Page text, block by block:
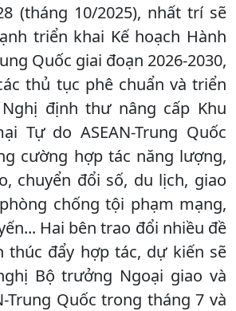
(tháng 10/2025), nhất trí sẽ
triển khai Kế hoạch Hành
Quốc giai đoạn 2026-2030,
thủ tục phê chuẩn và triển
định thư nâng cấp Khu
Tự do ASEAN-Trung Quốc
cường hợp tác năng lượng,
chuyển đổi số, du lịch, giao
chống tội phạm mạng,
Hai bên trao đổi nhiều đề
thúc đẩy hợp tác, dự kiến sẽ
Bộ trưởng Ngoại giao và
Trung Quốc trong tháng 7 và